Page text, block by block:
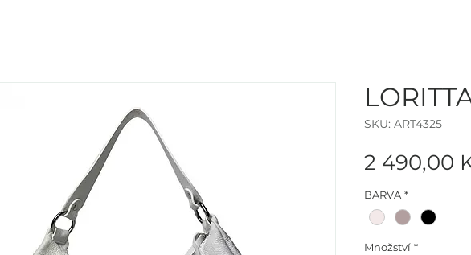
SKU: ART4325
2 490,00
BARVA *
Množství *